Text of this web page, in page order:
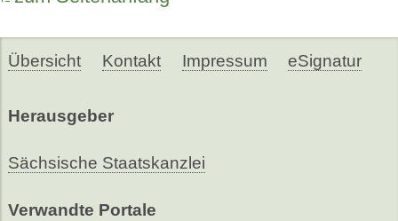
Übersicht Kontakt Impressum eSignatur
Herausgeber
Sächsische Staatskanzlei
Verwandte Portale